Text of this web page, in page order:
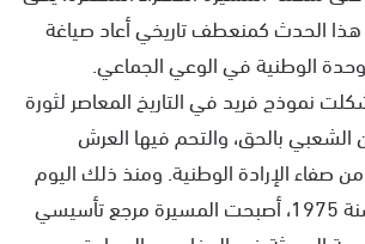
الحدث كمنعطف تاريخي أعاد صياغة
الوطنية في الوعي الجماعي.
نموذج فريد في التاريخ المعاصر لثورة
الشعبي بالحق، والتحم فيها العرش
الإرادة الوطنية. ومنذ ذلك اليوم
السادس نونبر من سنة 1975، أصبحت المسيرة مرجع تأسيسي